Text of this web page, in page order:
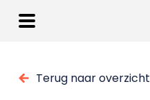
Terug naar overzicht